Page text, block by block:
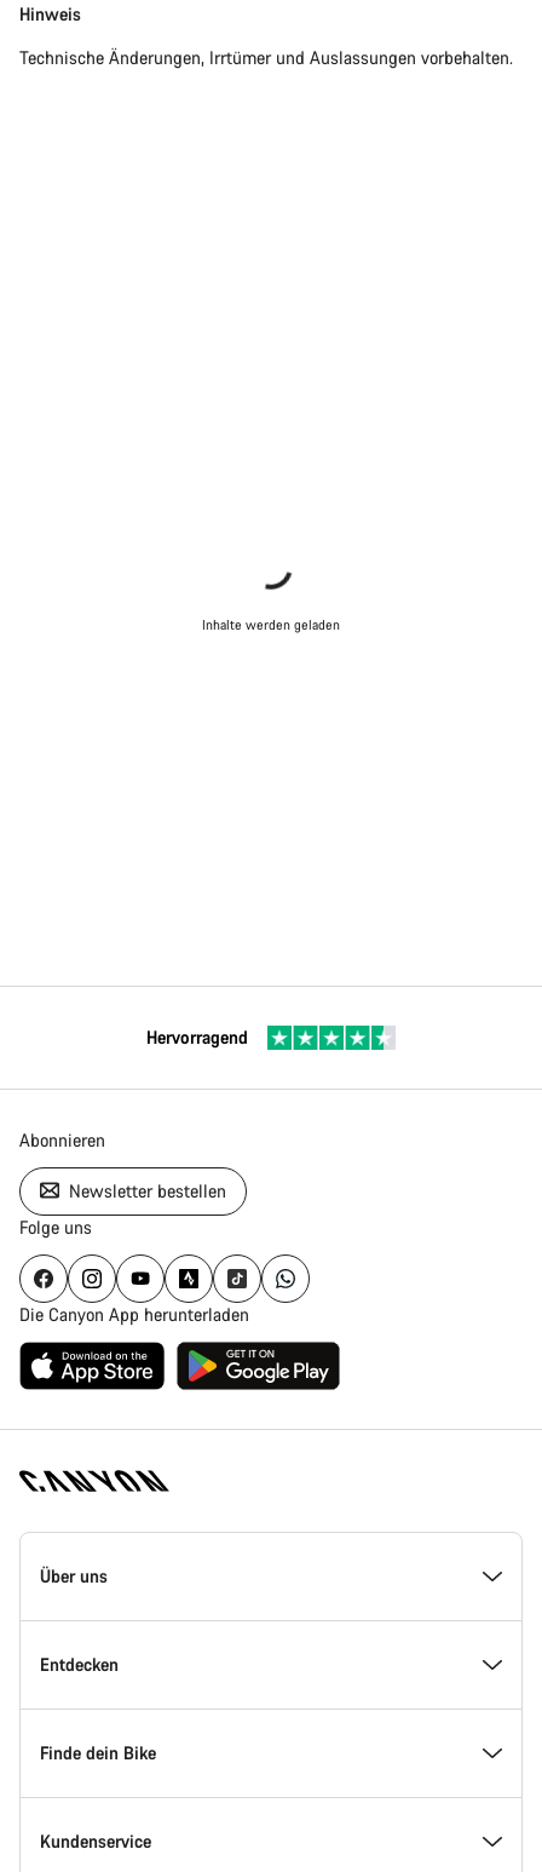
Disclaimer
Hinweis
Technische Änderungen, Irrtümer und Auslassungen vorbehalten.
Inhalte werden geladen
Hervorragend
Abonnieren
Newsletter bestellen
Folge uns
Die Canyon App herunterladen
Canyon
Homepage
Über uns
Inside Canyon
Innovation bei Canyon
Canyon Factory Racing
Entdecken
Events
Canyon Standorte finden
Finde dein Bike
Modellfinder
Kundenservice